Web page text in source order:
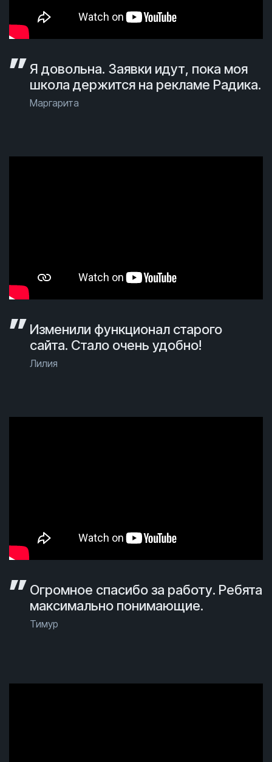
Я довольна. Заявки идут, пока моя
школа держится на рекламе Радика.
Маргарита
Изменили функционал старого
сайта. Стало очень удобно!
Лилия
Огромное спасибо за работу. Ребята
максимально понимающие.
Тимур